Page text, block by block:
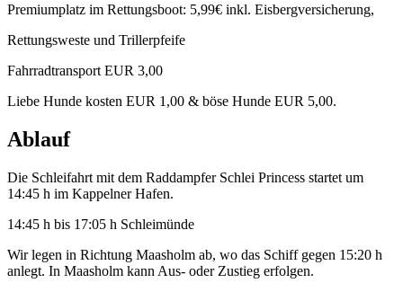
Premiumplatz im Rettungsboot: 5,99€ inkl. Eisbergversicherung,
Rettungsweste und Trillerpfeife
Fahrradtransport EUR 3,00
Liebe Hunde kosten EUR 1,00 & böse Hunde EUR 5,00.
Ablauf
Die Schleifahrt mit dem Raddampfer Schlei Princess startet um
14:45 h im Kappelner Hafen.
14:45 h bis 17:05 h Schleimünde
Wir legen in Richtung Maasholm ab, wo das Schiff gegen 15:20 h
anlegt. In Maasholm kann Aus- oder Zustieg erfolgen.